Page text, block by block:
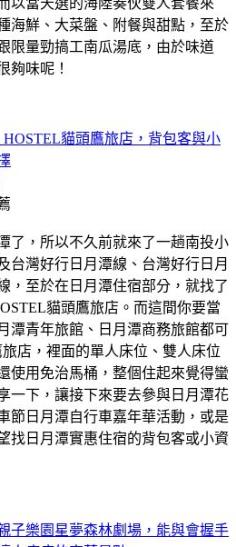
海鮮、大菜盤、附餐與甜點，至於
限量勁搞工南瓜湯底，由於味道
夠味呢！
HOSTEL貓頭鷹旅店，背包客與小
了，所以不久前就來了一趟南投小
台灣好行日月潭線、台灣好行日月
，至於在日月潭住宿部分，就找了
貓頭鷹旅店。而這間你要當
潭青年旅館、日月潭商務旅館都可
店，裡面的單人床位、雙人床位
使用免治馬桶，整個住起來覺得蠻
一下，讓接下來要去參與日月潭花
節日月潭自行車嘉年華活動，或是
找日月潭實惠住宿的背包客或小資
子樂園星夢森林劇場，能與會握手